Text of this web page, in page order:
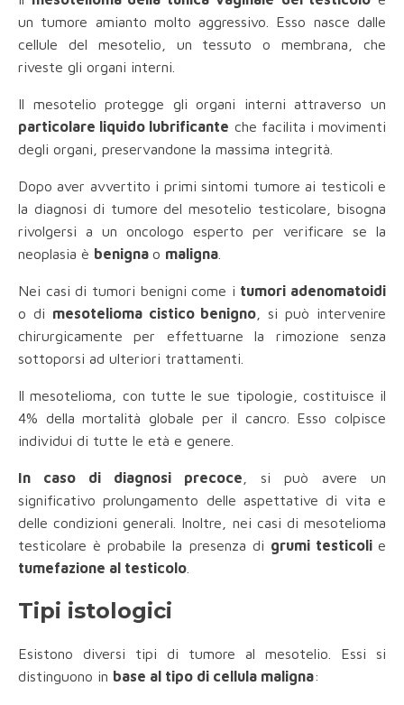
un tumore amianto molto aggressivo. Esso nasce dalle
cellule del mesotelio, un tessuto o membrana, che
riveste gli organi interni.
Il mesotelio protegge gli organi interni attraverso un
particolare liquido lubrificante che facilita i movimenti
degli organi, preservandone la massima integrità.
Dopo aver avvertito i primi sintomi tumore ai testicoli e
la diagnosi di tumore del mesotelio testicolare, bisogna
rivolgersi a un oncologo esperto per verificare se la
neoplasia è benigna o maligna
Nei casi di tumori benigni come i tumori adenomatoidi
o di mesotelioma cistico benigno , si può intervenire
chirurgicamente per effettuarne la rimozione senza
sottoporsi ad ulteriori trattamenti.
Il mesotelioma, con tutte le sue tipologie, costituisce il
4% della mortalità globale per il cancro. Esso colpisce
individui di tutte le età e genere.
In caso di diagnosi precoce , si può avere un
significativo prolungamento delle aspettative di vita e
delle condizioni generali. Inoltre, nei casi di mesotelioma
testicolare è probabile la presenza di grumi testicoli e
tumefazione al testicolo
Tipi istologici
Esistono diversi tipi di tumore al mesotelio. Essi si
distinguono in base al tipo di cellula maligna: